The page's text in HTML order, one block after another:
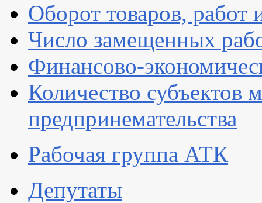
Оборот товаров, работ
Число замещенных
Финансово-
Количество субъектов
предпринемательства
Рабочая группа АТК
Депутаты